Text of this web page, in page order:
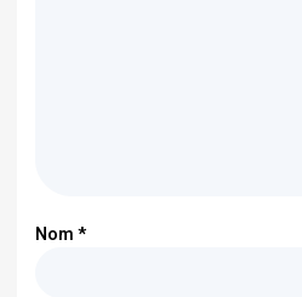
Nom*